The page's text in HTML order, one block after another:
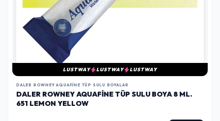
LUSTWAY LUSTWAY LUSTWAY
DALER ROWNEY AQUAFINE TÜP SULU BOYALAR
DALER ROWNEY AQUAFINE TÜP SULU BOYA 8 ML.
651 LEMON YELLOW